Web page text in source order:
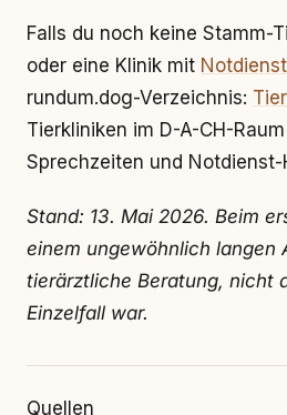
Falls du noch keine Stamm-
oder eine Klinik mit Notdienst
rundum.dog-Verzeichnis:
Tierkliniken im D-A-CH-
Sprechzeiten und Notdienst-
Stand: 13. Mai 2026. Beim
einem ungewöhnlich langen
tierärztliche Beratung, nicht
Einzelfall war.
Quellen